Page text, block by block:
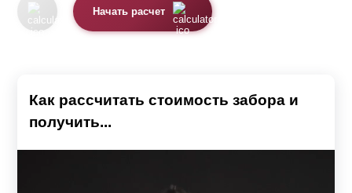
Начать расчет
Как рассчитать стоимость забора и
получить...